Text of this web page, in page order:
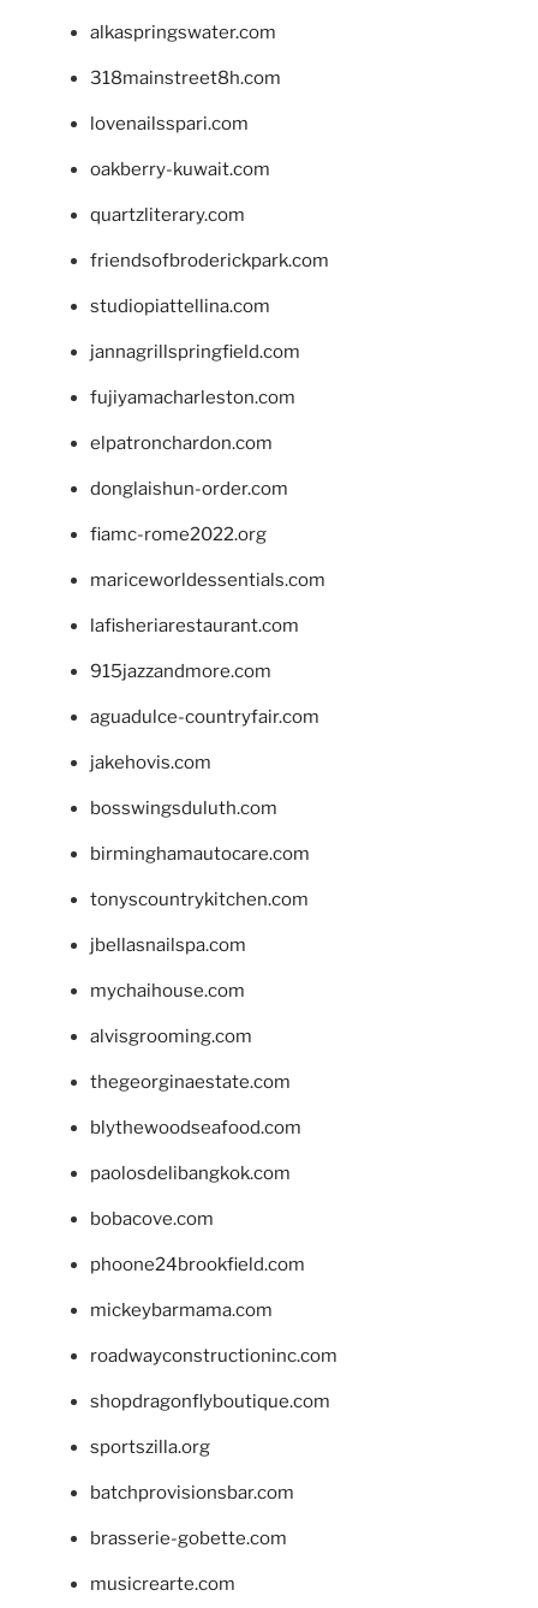
alkaspringswater.com
318mainstreet8h.com
lovenailsspari.com
oakberry-kuwait.com
quartzliterary.com
friendsofbroderickpark.com
studiopiattellina.com
jannagrillspringfield.com
fujiyamacharleston.com
elpatronchardon.com
donglaishun-order.com
fiamc-rome2022.org
mariceworldessentials.com
lafisheriarestaurant.com
915jazzandmore.com
aguadulce-countryfair.com
jakehovis.com
bosswingsduluth.com
birminghamautocare.com
tonyscountrykitchen.com
jbellasnailspa.com
mychaihouse.com
alvisgrooming.com
thegeorginaestate.com
blythewoodseafood.com
paolosdelibangkok.com
bobacove.com
phoone24brookfield.com
mickeybarmama.com
roadwayconstructioninc.com
shopdragonflyboutique.com
sportszilla.org
batchprovisionsbar.com
brasserie-gobette.com
musicrearte.com